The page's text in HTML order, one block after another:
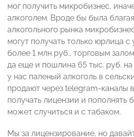
мог получить микробизнес,
алкоголем. Вроде бы была
алкогольного рынка
могут получать только юрлица
более 1 млн руб., торговым
да еще и пошлина 65 тыс. руб. на
у нас паленый алкоголь в
продают через telegram-каналы
получать лицензии и пополнять
может случиться и с табаком.
Мы за лицензирование, но